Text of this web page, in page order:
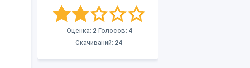
Оценка: 2 Голосов: 4
Скачиваний: 24